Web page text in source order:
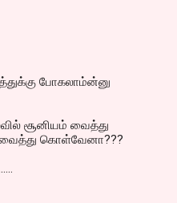
போகலாம்ன்னு
சூனியம் வைத்து
கொள்வேனா???